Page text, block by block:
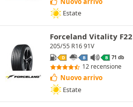
Estate
Forceland Vitality F22
205/55 R16 91V
D B B 71 db
12 recensione
Nuovo arrivo
Estate